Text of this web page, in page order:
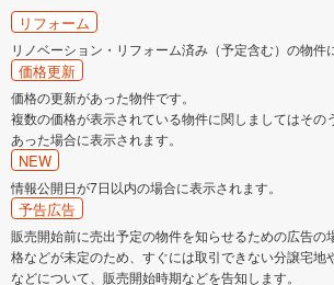
リフォーム
リノベーション・リフォーム済み（予定含む）の物件
価格更新
価格の更新があった物件です。
複数の価格が表示されている物件に関しましてはその
あった場合に表示されます。
NEW
情報公開日が7日以内の場合に表示されます。
予告広告
販売開始前に売出予定の物件を知らせるための広告の
格などが未定のため、すぐには取引できない分譲宅地
などについて、販売開始時期などを告知します。